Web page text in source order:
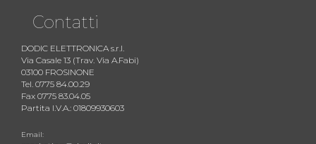
Contatti
DODIC ELETTRONICA s.r.l.
Via Casale 13 (Trav. Via A.Fabi)
03100 FROSINONE
Tel. 0775 84.00.29
Fax 0775 83.04.05
Partita I.V.A.: 01809930603
Email: